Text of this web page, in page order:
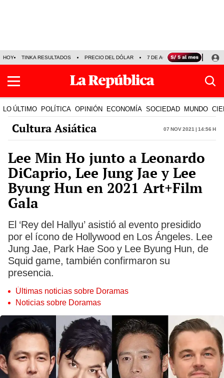
HOY TINKA RESULTADOS PRECIO DEL DÓLAR 7 DE AGOSTO OLLANTA
LO ÚLTIMO POLÍTICA OPINIÓN ECONOMÍA SOCIEDAD MUNDO
Cultura Asiática 07 Nov 2021 | 14:56 h
Lee Min Ho junto a Leonardo
DiCaprio, Lee Jung Jae y Lee
Byung Hun en 2021 Art+Film
Gala
El ‘Rey del Hallyu’ asistió al evento presidido
por el ícono de Hollywood en Los Ángeles. Lee
Jung Jae, Park Hae Soo y Lee Byung Hun, de
Squid game, también confirmaron su
presencia.
Últimas noticias sobre Doramas
Noticias sobre Doramas